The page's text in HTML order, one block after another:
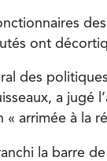
ont
des
a
arrimée à la
la barre